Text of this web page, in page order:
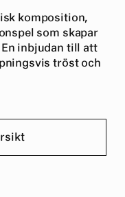
komposition,
som skapar
inbjudan till att
tröst och